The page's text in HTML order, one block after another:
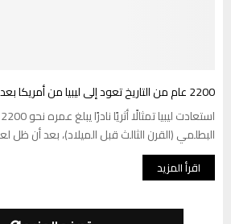
2200 عام من التاريخ تعود إلى ليبيا من أمريكا بعد نهبها من طلميثة
البطلمي (القرن الثالث قبل الميلاد)، بعد أن ظل
اقرأ المزيد